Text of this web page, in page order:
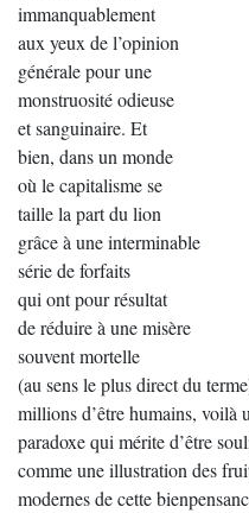
immanquablement
aux yeux de l’opinion
générale pour une
monstruosité odieuse
et sanguinaire. Et
bien, dans un monde
où le capitalisme se
taille la part du lion
grâce à une interminable
série de forfaits
qui ont pour résultat
de réduire à une misère
souvent mortelle
(au sens le plus direct du
millions d’être humains, voilà
paradoxe qui mérite d’être
comme une illustration des
modernes de cette